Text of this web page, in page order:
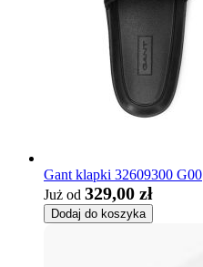
Gant klapki 32609300 G00
Już od 329,00 zł
Dodaj do koszyka